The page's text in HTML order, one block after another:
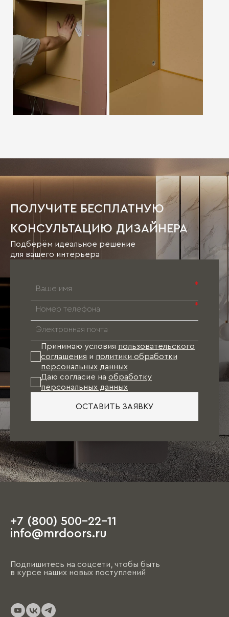
ПОЛУЧИТЕ БЕСПЛАТНУЮ
КОНСУЛЬТАЦИЮ ДИЗАЙНЕРА
Подберём идеальное решение
для вашего интерьера
*
*
Принимаю условия пользовательского
соглашения и политики обработки
персональных данных
Даю согласие на обработку
персональных данных
ОСТАВИТЬ ЗАЯВКУ
+7 (800) 500-22-11
info@mrdoors.ru
Подпишитесь на соцсети, чтобы быть
в курсе наших новых поступлений